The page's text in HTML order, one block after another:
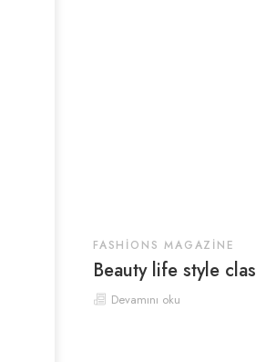
FASHIONS MAGAZINE
Beauty life style
Devamını oku